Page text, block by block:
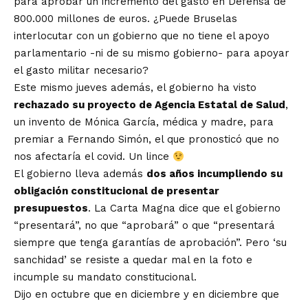
800.000 millones de euros. ¿Puede Bruselas
interlocutar con un gobierno que no tiene el apoyo
parlamentario -ni de su mismo gobierno- para apoyar
el gasto militar necesario?
Este mismo jueves además, el gobierno ha visto
rechazado su proyecto de Agencia Estatal de Salud,
un invento de Mónica García, médica y madre, para
premiar a Fernando Simón, el que pronosticó que no
nos afectaría el covid. Un lince
El gobierno lleva además dos años incumpliendo su
obligación constitucional de presentar
presupuestos. La Carta Magna dice que el gobierno
“presentará”, no que “aprobará” o que “presentará
siempre que tenga garantías de aprobación”. Pero ‘su
sanchidad’ se resiste a quedar mal en la foto e
incumple su mandato constitucional.
Dijo en octubre que en diciembre y en diciembre que